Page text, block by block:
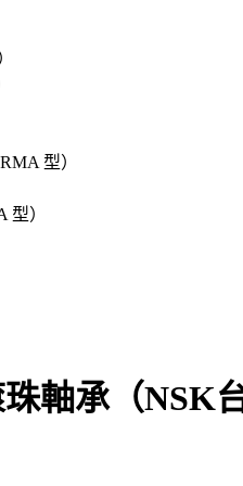
型）
型）
軸承（NSK